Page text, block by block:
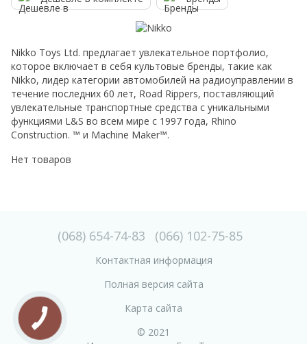
Nikko Toys Ltd. предлагает увлекательное портфолио,
которое включает в себя культовые бренды, такие как
Nikko, лидер категории автомобилей на радиоуправлении в
течение последних 60 лет, Road Rippers, поставляющий
увлекательные транспортные средства с уникальными
функциями L&S во всем мире с 1997 года, Rhino
Construction. ™ и Machine Maker™.
Нет товаров
(068) 654-74-83 (066) 102-75-85
Контактная информация
Полная версия сайта
Карта сайта
© 2021